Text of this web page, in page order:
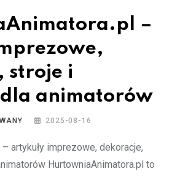
–
stroje i
animatorów
2025-08-16
artykuły imprezowe, dekoracje,
HurtowniaAnimatora.pl to